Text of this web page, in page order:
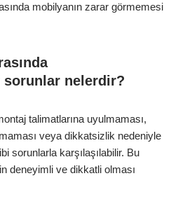
mobilyanın zarar görmemesi
sorunlar nelerdir?
talimatlarına uyulmaması,
veya dikkatsizlik nedeniyle
sorunlarla karşılaşılabilir. Bu
deneyimli ve dikkatli olması